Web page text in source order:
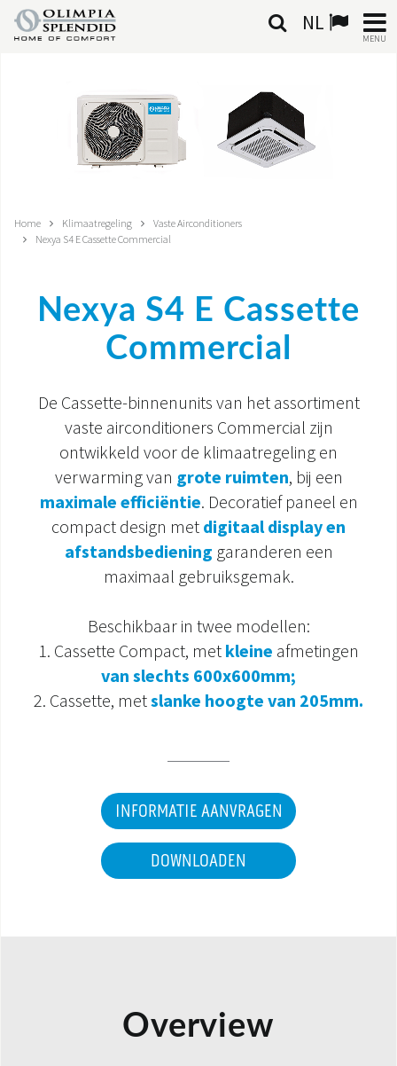
NL
MENU
KLIMAATREGELING
LUCHTBEHANDELING
GEÏNTEGREERDE SYSTEMEN
DOCUMENTATIE PRODUCTEN
Home Klimaatregeling
Vaste Airconditioners
Nexya S4 E Cassette Commercial
Nexya S4 E Cassette
Commercial
De Cassette-binnenunits van het assortiment
vaste airconditioners Commercial zijn
ontwikkeld voor de klimaatregeling en
verwarming van grote ruimten, bij een
maximale efficiëntie. Decoratief paneel en
compact design met digitaal display en
afstandsbediening garanderen een
maximaal gebruiksgemak.
Beschikbaar in twee modellen:
1. Cassette Compact, met kleine afmetingen
van slechts 600x600mm;
2. Cassette, metslanke hoogte van 205mm.
INFORMATIE AANVRAGEN
DOWNLOADEN
Overview